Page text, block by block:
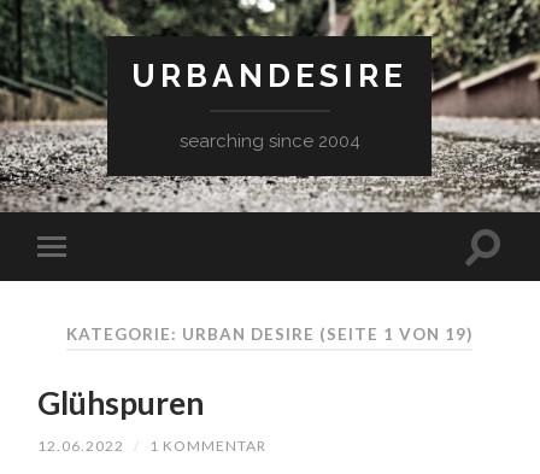
URBANDESIRE
searching since 2004
KATEGORIE: URBAN DESIRE (SEITE 1 VON 19)
Glühspuren
12.06.2022 / 1 KOMMENTAR